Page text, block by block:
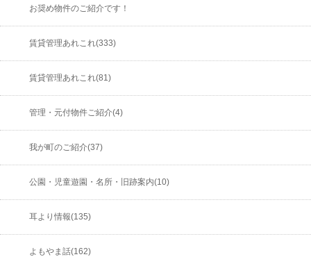
お奨め物件のご紹介です！
賃貸管理あれこれ(333)
賃貸管理あれこれ(81)
管理・元付物件ご紹介(4)
我が町のご紹介(37)
公園・児童遊園・名所・旧跡案内(10)
耳より情報(135)
よもやま話(162)